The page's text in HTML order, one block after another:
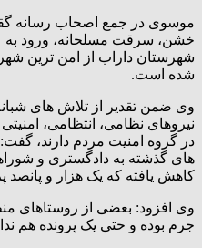
خشن، سرقت مسلحانه، ورود به
شهرستان داراب از امن ترین
شده است.
وی ضمن تقدیر از تلاش های
نیروهای نظامی، انتظامی،
کاهش یافته که یک هزار و پانصد
وی افزود: بعضی از روستاهای
جرم بوده و حتی یک پرونده هم